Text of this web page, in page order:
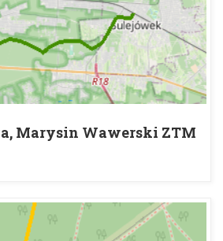
Marysin Wawerski ZTM
PKP